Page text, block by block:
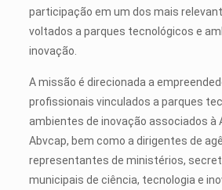
participação em um dos mais
voltados a parques tecnológicos e
inovação.
A missão é direcionada a
profissionais vinculados a parques
ambientes de inovação associados à
Abvcap, bem como a dirigentes de
representantes de ministérios,
municipais de ciência, tecnologia e